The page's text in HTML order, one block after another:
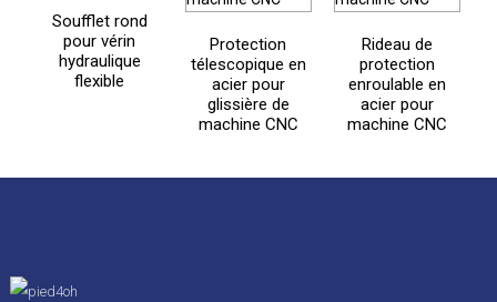
Soufflet rond
pour vérin
hydraulique
flexible
Protection
télescopique en
acier pour
glissière de
machine CNC
Rideau de
protection
enroulable en
acier pour
machine CNC